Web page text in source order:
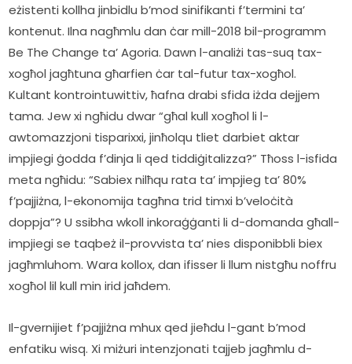
eżistenti kollha jinbidlu b’mod sinifikanti f’termini ta’
kontenut. Ilna nagħmlu dan ċar mill-2018 bil-programm
Be The Change ta’ Agoria. Dawn l-analiżi tas-suq tax-
xogħol jagħtuna għarfien ċar tal-futur tax-xogħol.
Kultant kontrointuwittiv, ħafna drabi sfida iżda dejjem
tama. Jew xi ngħidu dwar “għal kull xogħol li l-
awtomazzjoni tisparixxi, jinħolqu tliet darbiet aktar
impjiegi ġodda f’dinja li qed tiddiġitalizza?” Tħoss l-isfida
meta ngħidu: “Sabiex nilħqu rata ta’ impjieg ta’ 80%
f’pajjiżna, l-ekonomija tagħna trid timxi b’veloċità
doppja”? U ssibha wkoll inkoraġġanti li d-domanda għall-
impjiegi se taqbeż il-provvista ta’ nies disponibbli biex
jagħmluhom. Wara kollox, dan ifisser li llum nistgħu noffru
xogħol lil kull min irid jaħdem.
Il-gvernijiet f’pajjiżna mhux qed jieħdu l-gant b’mod
enfatiku wisq. Xi miżuri intenzjonati tajjeb jagħmlu d-